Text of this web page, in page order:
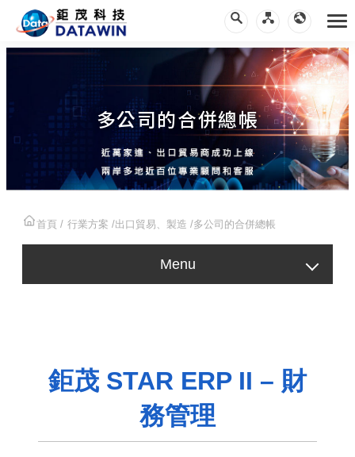
多公司的合併總帳
首頁 行業方案 出口貿易、製造 多公司的合併總帳
Menu
鉅茂 STAR ERP II – 財
務管理